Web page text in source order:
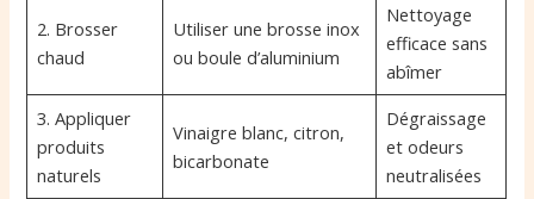
2. Brosser
chaud
Utiliser une brosse inox
ou boule d’aluminium
Nettoyage
efficace sans
abîmer
3. Appliquer
produits
naturels
Vinaigre blanc, citron,
bicarbonate
Dégraissage
et odeurs
neutralisées